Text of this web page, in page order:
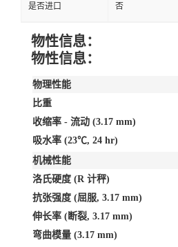
是否进口 否
物性信息：
物性信息：
物理性能
比重
收缩率 - 流动 (3.17 mm)
吸水率 (23℃, 24 hr)
机械性能
洛氏硬度 (R 计秤)
抗张强度 (屈服, 3.17 mm)
伸长率 (断裂, 3.17 mm)
弯曲模量 (3.17 mm)